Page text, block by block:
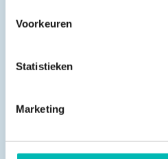
Voorkeuren
Statistieken
Marketing
vakmanschap. Daarmee
voor zowel jongeren als zij-
Daarnaast zetten we als
liftmonteur. Met een